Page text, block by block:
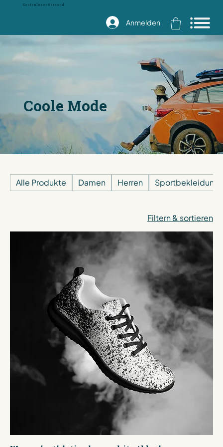
Kostenloser Versand
Anmelden
Coole Mode
Alle Produkte Damen Herren Sportbekleidung
Filtern & sortieren